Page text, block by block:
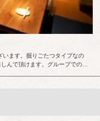
います。掘りごたつタイプなの
んで頂けます。グループでのお